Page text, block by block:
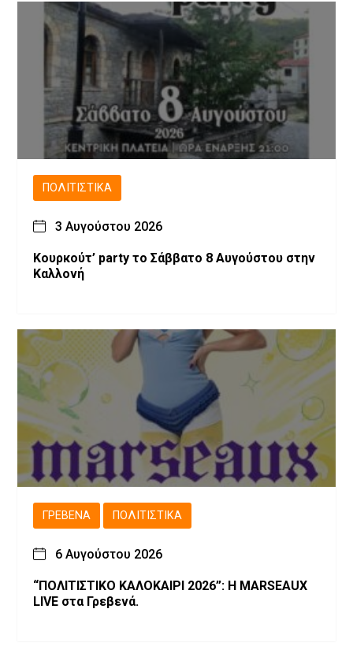
ΠΟΛΙΤΙΣΤΙΚΆ
3 Αυγούστου 2026
Κουρκούτ’ party το Σάββατο 8 Αυγούστου στην
Καλλονή
ΓΡΕΒΕΝΆ ΠΟΛΙΤΙΣΤΙΚΆ
6 Αυγούστου 2026
“ΠΟΛΙΤΙΣΤΙΚΟ ΚΑΛΟΚΑΙΡΙ 2026”: Η MARSEAUX
LIVE στα Γρεβενά.